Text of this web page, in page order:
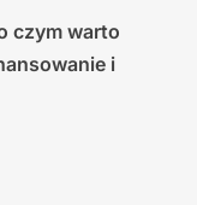
czym warto
i